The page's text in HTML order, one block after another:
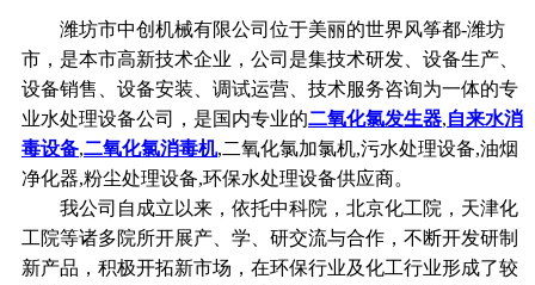
潍坊市中创机械有限公司位于美丽的世界风筝都-潍坊
市，是本市高新技术企业，公司是集技术研发、设备生产、
设备销售、设备安装、调试运营、技术服务咨询为一体的专
业水处理设备公司，是国内专业的二氧化氯发生器,自来水消
毒设备,二氧化氯消毒机,二氧化氯加氯机,污水处理设备,油烟
净化器,粉尘处理设备,环保水处理设备供应商。
我公司自成立以来，依托中科院，北京化工院，天津化
工院等诸多院所开展产、学、研交流与合作，不断开发研制
新产品，积极开拓新市场，在环保行业及化工行业形成了较